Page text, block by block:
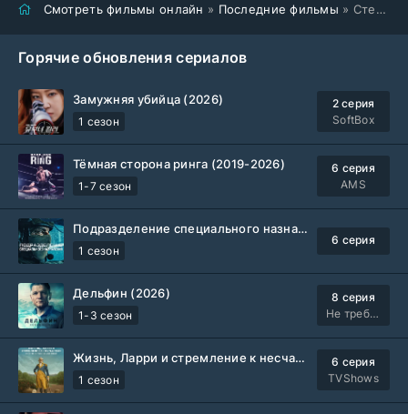
Смотреть фильмы онлайн » Последние фильмы » Стервятники (2025)
Горячие обновления сериалов
Замужняя убийца (2026)
1 сезон
2 серия
SoftBox
Тёмная сторона ринга (2019-2026)
1-7 сезон
6 серия
AMS
Подразделение специального назначения (2026)
1 сезон
6 серия
Дельфин (2026)
1-3 сезон
8 серия
Не требуется
Жизнь, Ларри и стремление к несчастью: Почти история Америки (2026)
1 сезон
6 серия
TVShows